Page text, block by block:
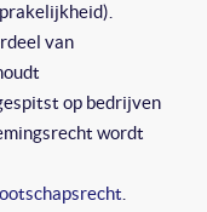
van
op bedrijven
wordt